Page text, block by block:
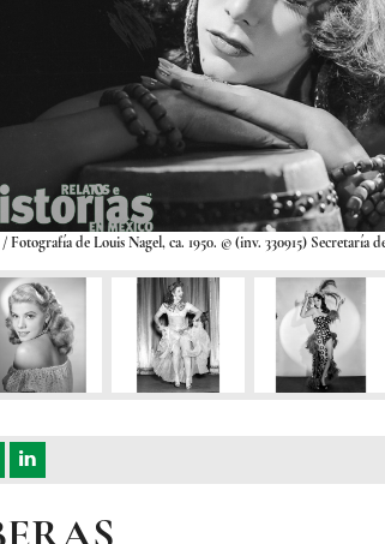
/ Fotografía de Louis Nagel, ca. 1950. © (inv. 330915)